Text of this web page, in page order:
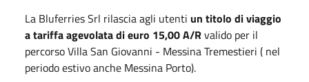
La Bluferries Srl rilascia agli utenti un titolo di viaggio
a tariffa agevolata di euro 15,00 A/Rvalido per il
percorso Villa San Giovanni - Messina Tremestieri ( nel
periodo estivo anche Messina Porto).